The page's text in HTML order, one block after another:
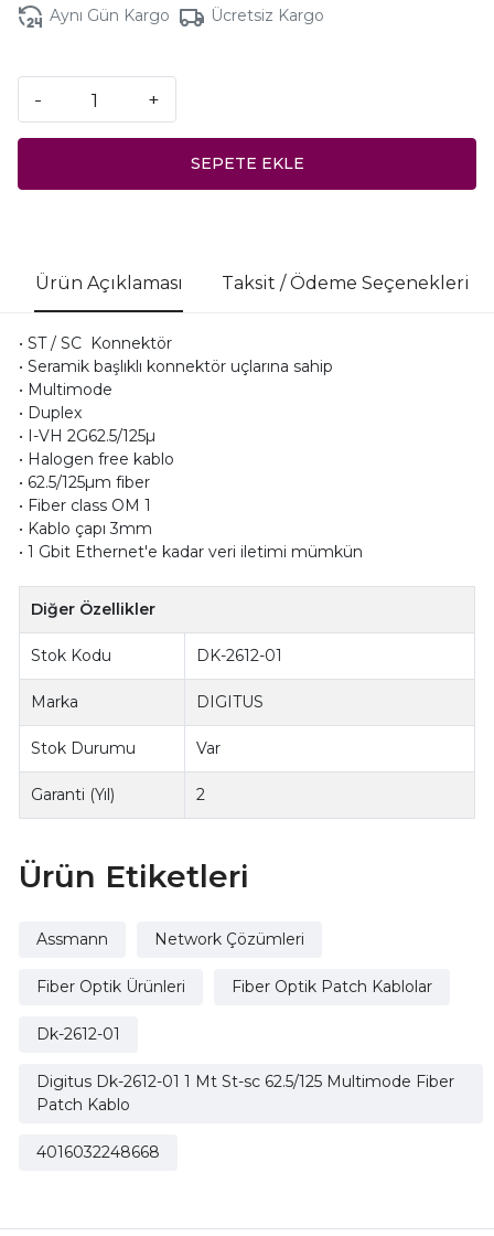
Aynı Gün Kargo Ücretsiz Kargo
- +
SEPETE EKLE
Ürün Açıklaması Taksit / Ödeme Seçenekleri
• ST / SC Konnektör
• Seramik başlıklı konnektör uçlarına sahip
• Multimode
• Duplex
• I-VH 2G62.5/125µ
• Halogen free kablo
• 62.5/125µm fiber
• Fiber class OM 1
• Kablo çapı 3mm
• 1 Gbit Ethernet'e kadar veri iletimi mümkün
Diğer Özellikler
Stok Kodu DK-2612-01
Marka DIGITUS
Stok Durumu Var
Garanti (Yıl) 2
Ürün Etiketleri
Assmann Network Çözümleri
Fiber Optik Ürünleri Fiber Optik Patch Kablolar
Dk-2612-01
Digitus Dk-2612-01 1 Mt St-sc 62.5/125 Multimode Fiber
Patch Kablo
4016032248668